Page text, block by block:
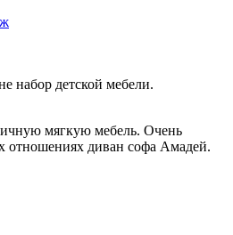
набор детской мебели.
мягкую мебель. Очень
отношениях диван софа Амадей.